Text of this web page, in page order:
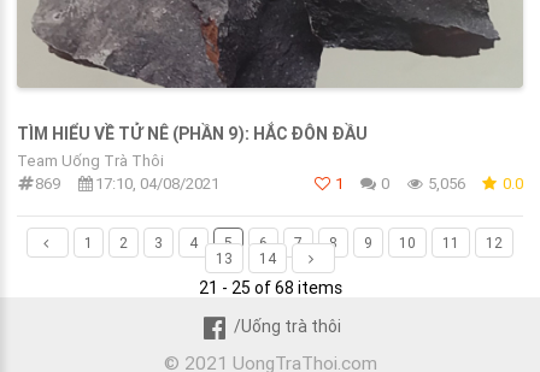
TÌM HIỂU VỀ TỬ NÊ (PHẦN 9): HẮC ĐÔN ĐẦU
Team Uống Trà Thôi
869
17:10, 04/08/2021 1 0 5,056 0.0
1 2 3 4 5 6 7 8 9 10 11
12
13
14
21 - 25 of 68 items
/Uống trà thôi
© 2021 UongTraThoi.com